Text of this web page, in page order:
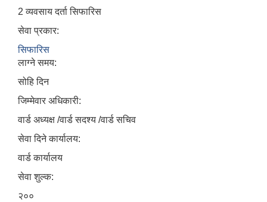
2 व्यवसाय दर्ता सिफारिस
सेवा प्रकार:
सिफारिस
लाग्ने समय:
सोहि दिन
जिम्मेवार अधिकारी:
वार्ड अध्यक्ष /वार्ड सदश्य /वार्ड सचिव
सेवा दिने कार्यालय:
वार्ड कार्यालय
सेवा शुल्क:
२००